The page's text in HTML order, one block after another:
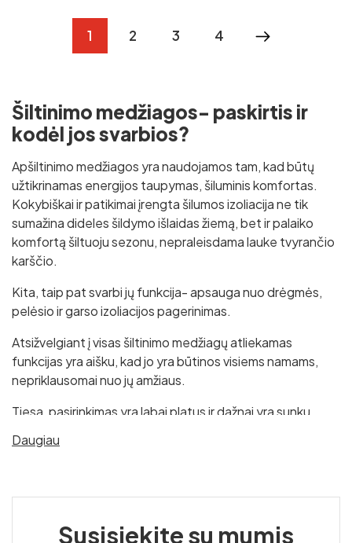
1 2 3 4
Šiltinimo medžiagos- paskirtis ir
kodėl jos svarbios?
Apšiltinimo medžiagos yra naudojamos tam, kad būtų
užtikrinamas energijos taupymas, šiluminis komfortas.
Kokybiškai ir patikimai įrengta šilumos izoliacija ne tik
sumažina dideles šildymo išlaidas žiemą, bet ir palaiko
komfortą šiltuoju sezonu, nepraleisdama lauke tvyrančio
karščio.
Kita, taip pat svarbi jų funkcija- apsauga nuo drėgmės,
pelėsio ir garso izoliacijos pagerinimas.
Atsižvelgiant į visas šiltinimo medžiagų atliekamas
funkcijas yra aišku, kad jo yra būtinos visiems namams,
nepriklausomai nuo jų amžiaus.
Tiesa, pasirinkimas yra labai platus ir dažnai yra sunku
tinkamiausią šilumos izoliaciją.
komfortas ir energijos efektyvumas, bet taip pat pastato
Daugiau
Susisiekite su mumis